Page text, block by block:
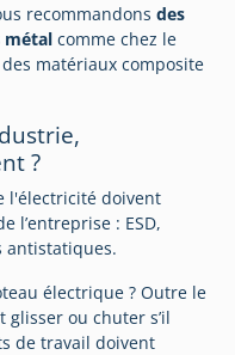
recommandonsdes
métal comme chez le
matériaux composite
?
l'électricité doivent
l’entreprise : ESD,
antistatiques.
électrique ? Outre le
ou chuter s’il
de travail doivent